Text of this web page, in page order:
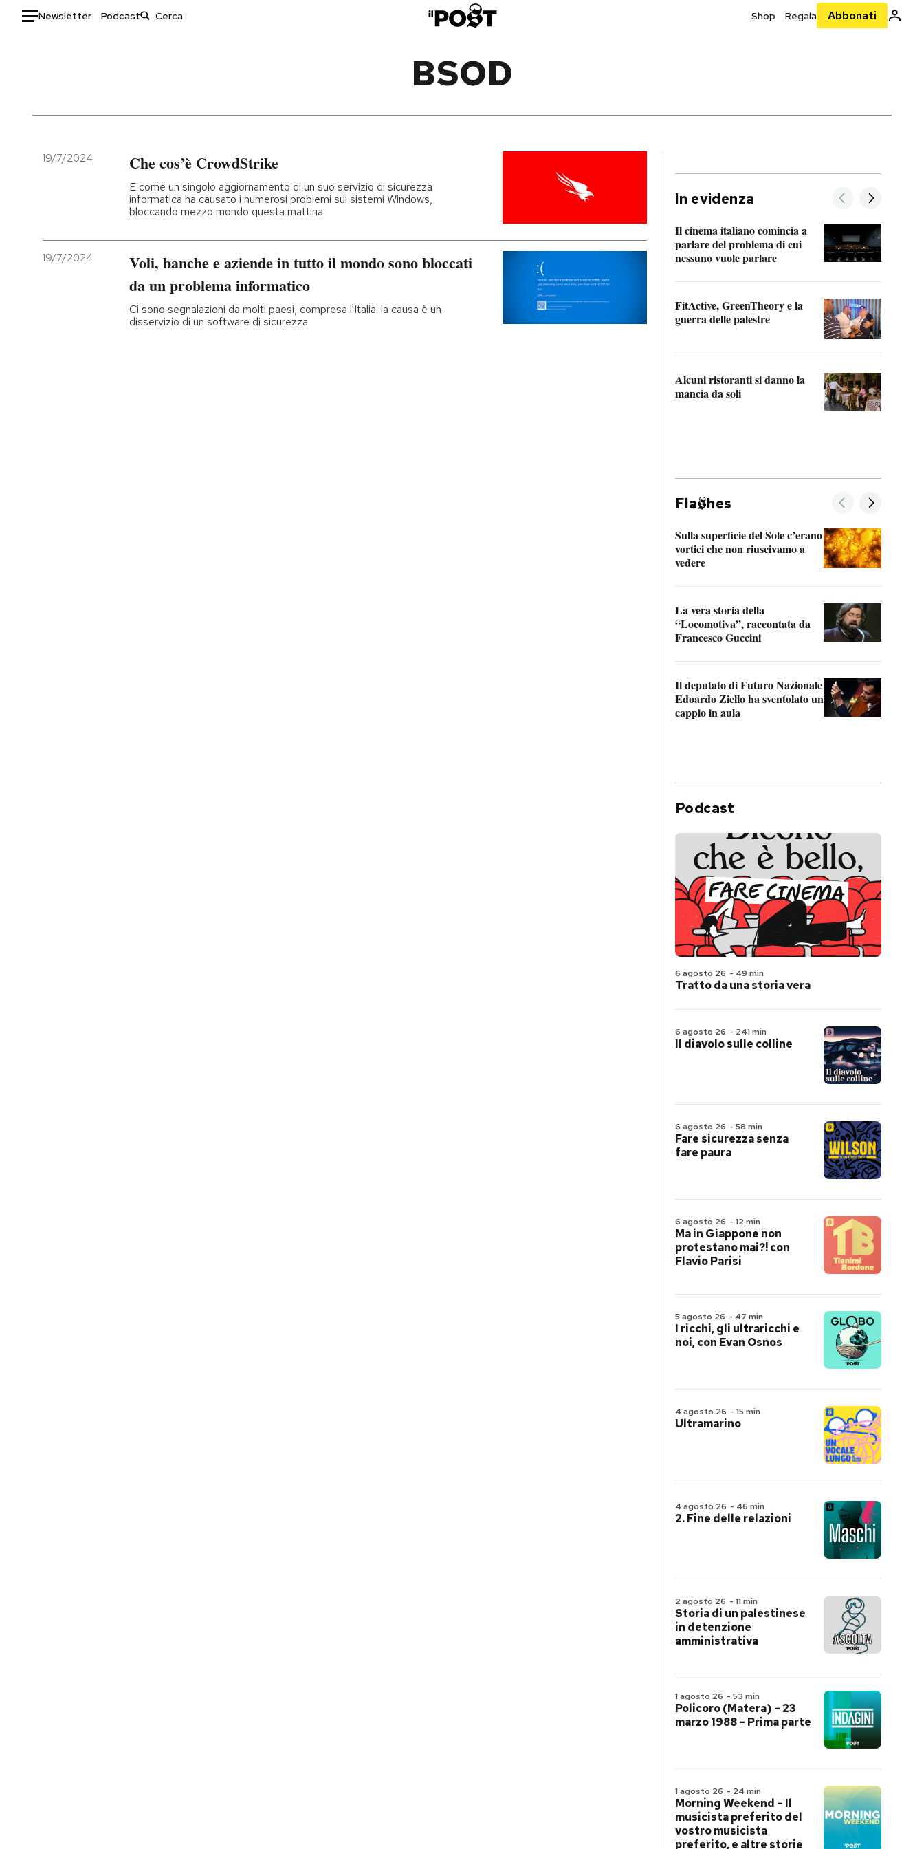
Newsletter Podcast Shop Regala Abbonati
Italia
Politica
Economia
Moda
Ok Boomer!
Media
BSOD
19/7/2024 Che cos’è CrowdStrike
E come un singolo aggiornamento di un suo servizio di sicurezza
informatica ha causato i numerosi problemi sui sistemi Windows,
bloccando mezzo mondo questa mattina
19/7/2024
Voli, banche e aziende in tutto il mondo sono bloccati
da un problema informatico
Ci sono segnalazioni da molti paesi, compresa l'Italia: la causa è un
disservizio di un software di sicurezza
In evidenza
Il cinema italiano comincia a
parlare del problema di cui
nessuno vuole parlare
FitActive, GreenTheory e la
guerra delle palestre
Alcuni ristoranti si danno la
mancia da soli
Fla hes
Sulla superficie del Sole c’erano
vortici che non riuscivamo a
vedere
La vera storia della
“Locomotiva”, raccontata da
Francesco Guccini
Il deputato di Futuro Nazionale
Edoardo Ziello ha sventolato un
cappio in aula
Podcast
6 agosto 26 - 49 min
Tratto da una storia vera
6 agosto 26 - 241 min
Il diavolo sulle colline
6 agosto 26 - 58 min
Fare sicurezza senza
fare paura
6 agosto 26 - 12 min
Ma in Giappone non
protestano mai?! con
Flavio Parisi
5 agosto 26 - 47 min
I ricchi, gli ultraricchi e
noi, con Evan Osnos
4 agosto 26 - 15 min
Ultramarino
4 agosto 26 - 46 min
2. Fine delle relazioni
2 agosto 26 - 11 min
Storia di un palestinese
in detenzione
amministrativa
1 agosto 26 - 53 min
Policoro (Matera) – 23
marzo 1988 – Prima parte
1 agosto 26 - 24 min
Morning Weekend – Il
musicista preferito del
vostro musicista
preferito, e altre storie